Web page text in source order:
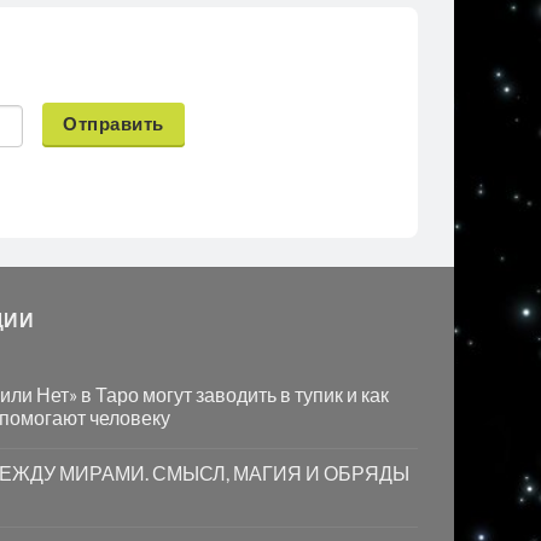
Отправить
Нет» в Таро могут заводить в тупик и как
человеку
МИРАМИ. СМЫСЛ, МАГИЯ И ОБРЯДЫ